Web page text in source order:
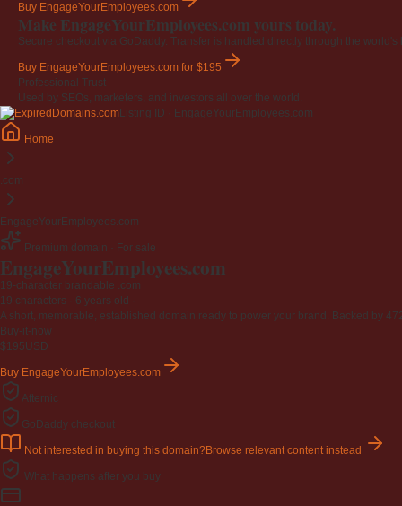
Buy EngageYourEmployees.com
Make EngageYourEmployees.com yours today.
Secure checkout via GoDaddy. Transfer is handled directly through the world's
Buy EngageYourEmployees.com for $195
Professional Trust
Used by SEOs, marketers, and investors all over the world.
Listing ID · EngageYourEmployees.com
Home
.com
EngageYourEmployees.com
Premium domain · For sale
EngageYourEmployees.com
19-character brandable .com
19 characters · 6 years old
A short, memorable, established domain ready to power your brand. Backed by
Buy-it-now
$195USD
Buy EngageYourEmployees.com
Afternic
GoDaddy checkout
Not interested in buying this domain?Browse relevant content instead
What happens after you buy